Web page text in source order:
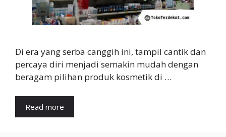
Di era yang serba canggih ini, tampil cantik dan
percaya diri menjadi semakin mudah dengan
beragam pilihan produk kosmetik di …
Read more